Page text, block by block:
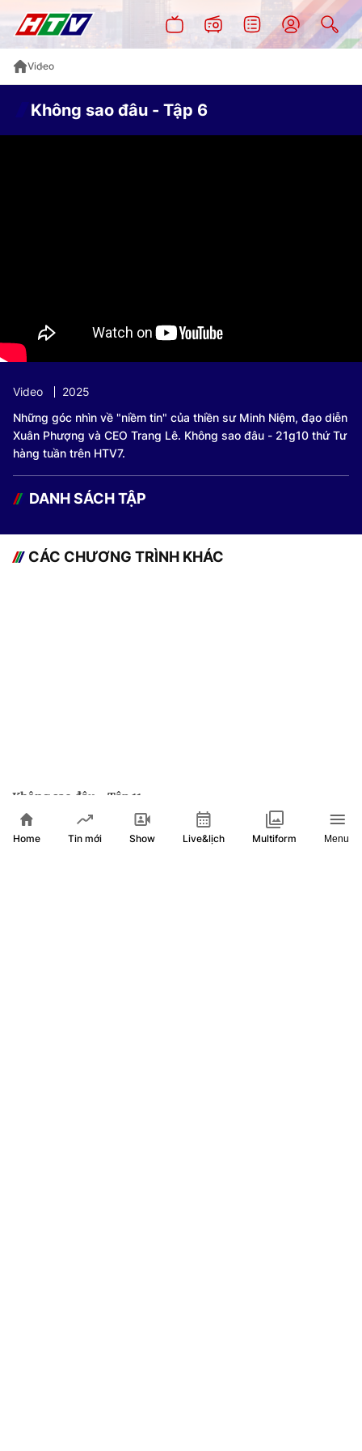
Video
Không sao đâu - Tập 6
Video
2025
Những góc nhìn về "niềm tin" của thiền sư Minh Niệm, đạo diễn
Xuân Phượng và CEO Trang Lê. Không sao đâu - 21g10 thứ Tư
hàng tuần trên HTV7.
DANH SÁCH TẬP
CÁC CHƯƠNG TRÌNH KHÁC
Không sao đâu - Tập 11
Home Tin mới Show Live&lịch Multiform Menu